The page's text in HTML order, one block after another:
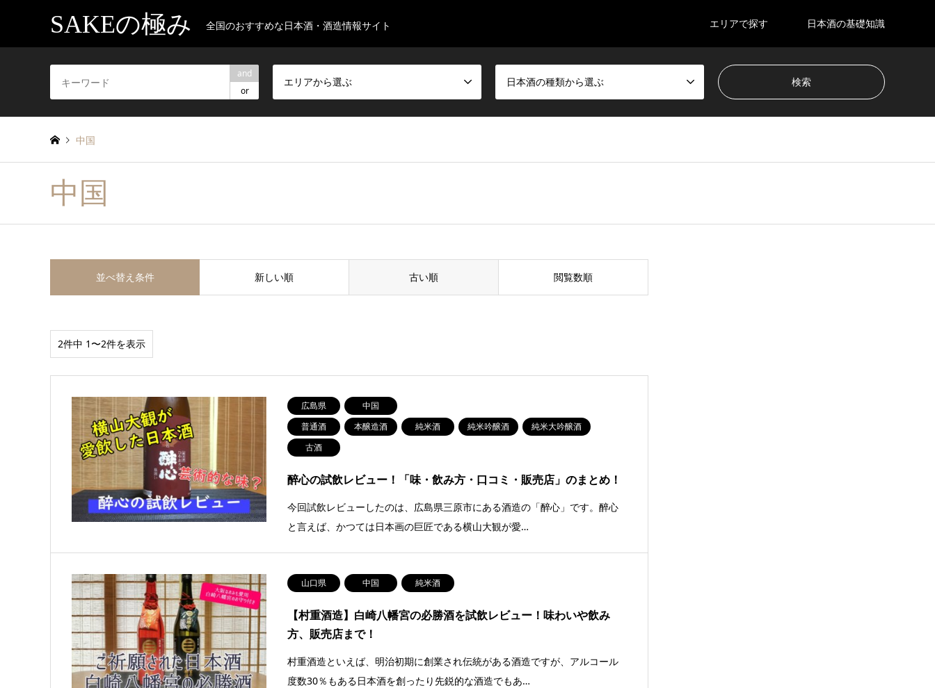
SAKEの極み 全国のおすすめな日本酒・酒造情報サイト エリアで探す 日本酒の基礎知識
and
or
エリアから選ぶ 日本酒の種類から選ぶ
中国
中国
並べ替え条件 新しい順 古い順 閲覧数順
2件中 1〜2件を表示
広島県
中国
普通酒
本醸造酒 純米酒 純米吟醸酒
純米大吟醸酒
古酒
醉心の試飲レビュー！「味・飲み方・口コミ・販売店」のまとめ！
今回試飲レビューしたのは、広島県三原市にある酒造の「醉心」です。醉心
と言えば、かつては日本画の巨匠である横山大観が愛…
山口県 中国 純米酒
【村重酒造】白崎八幡宮の必勝酒を試飲レビュー！味わいや飲み
方、販売店まで！
村重酒造といえば、明治初期に創業され伝統がある酒造ですが、アルコール
度数30％もある日本酒を創ったり先鋭的な酒造でもあ…